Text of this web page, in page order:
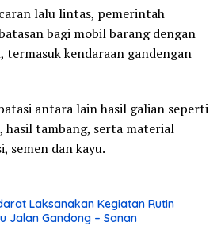
lalu lintas, pemerintah
bagi mobil barang dengan
termasuk kendaraan gandengan
antara lain hasil galian seperti
hasil tambang, serta material
semen dan kayu.
Laksanakan Kegiatan Rutin
Jalan Gandong – Sanan